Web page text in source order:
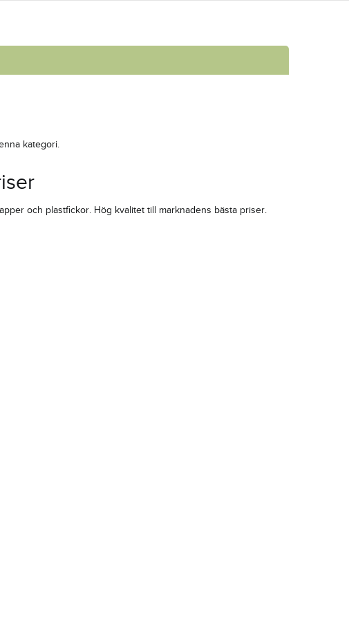
kategori.
och plastfickor. Hög kvalitet till marknadens bästa priser.